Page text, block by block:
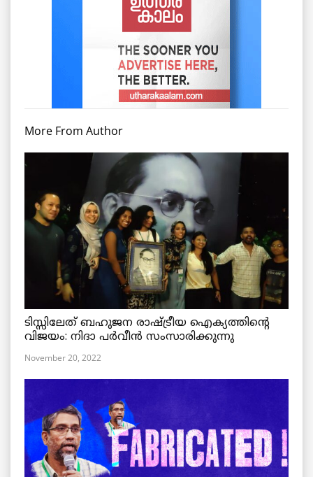
More From Author
ടിസ്സിലേത് ബഹുജന രാഷ്ട്രീയ ഐക്യത്തിന്റെ
വിജയം: നിദാ പർവീൻ സംസാരിക്കുന്നു
November 20, 2022